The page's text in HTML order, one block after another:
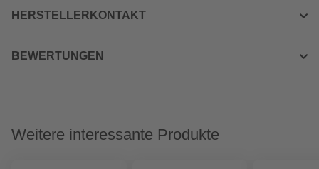
HERSTELLERKONTAKT
BEWERTUNGEN
Weitere interessante Produkte